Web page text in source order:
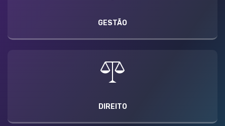
GESTÃO
DIREITO